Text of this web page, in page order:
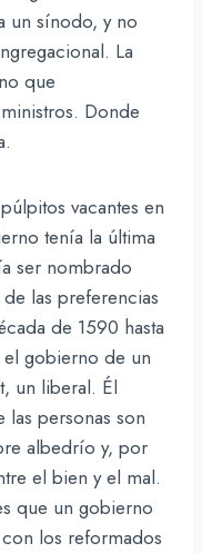
un sínodo, y no
La
que
Donde
vacantes en
tenía la última
ser nombrado
las preferencias
de 1590 hasta
el gobierno de un
un liberal. Él
las personas son
albedrío y, por
el bien y el mal.
que un gobierno
los reformados